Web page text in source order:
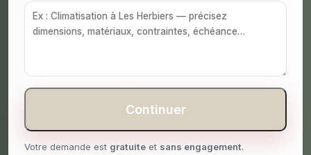
Continuer
Votre demande est gratuite et sans engagement.